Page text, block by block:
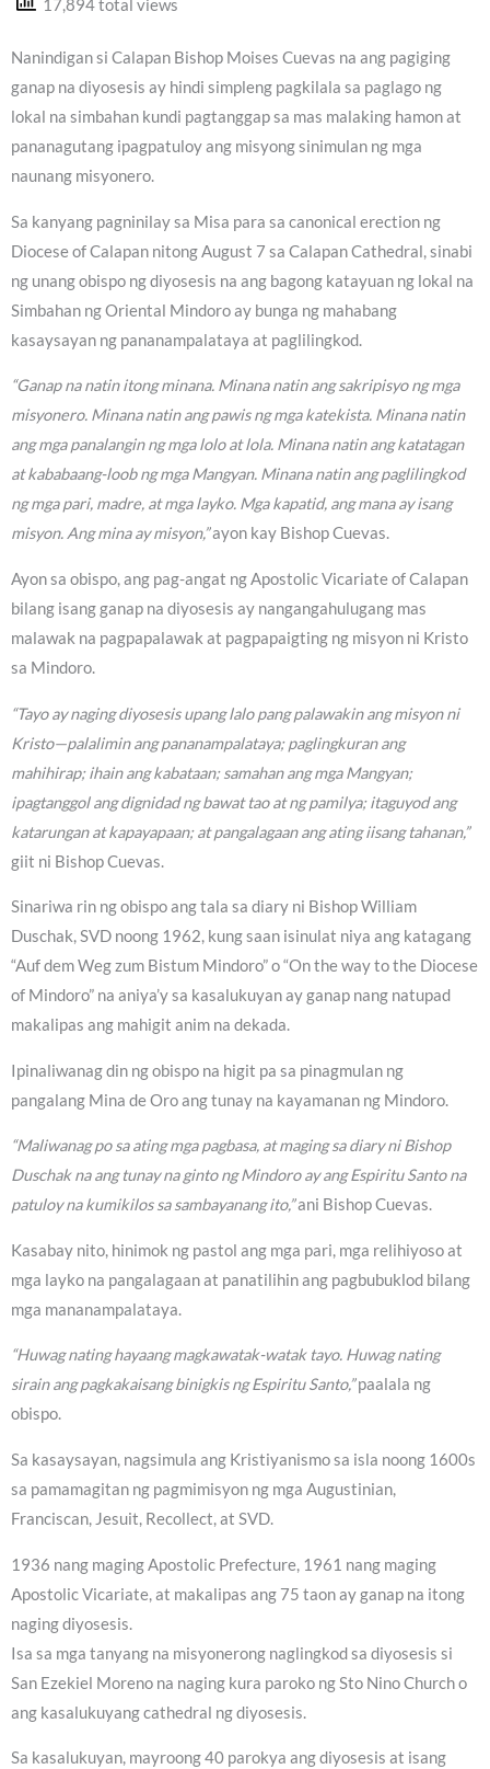
17,894 total views
Nanindigan si Calapan Bishop Moises Cuevas na ang pagiging
ganap na diyosesis ay hindi simpleng pagkilala sa paglago ng
lokal na simbahan kundi pagtanggap sa mas malaking hamon at
pananagutang ipagpatuloy ang misyong sinimulan ng mga
naunang misyonero.
Sa kanyang pagninilay sa Misa para sa canonical erection ng
Diocese of Calapan nitong August 7 sa Calapan Cathedral, sinabi
ng unang obispo ng diyosesis na ang bagong katayuan ng lokal na
Simbahan ng Oriental Mindoro ay bunga ng mahabang
kasaysayan ng pananampalataya at paglilingkod.
“Ganap na natin itong minana. Minana natin ang sakripisyo ng mga
misyonero. Minana natin ang pawis ng mga katekista. Minana natin
ang mga panalangin ng mga lolo at lola. Minana natin ang katatagan
at kababaang-loob ng mga Mangyan. Minana natin ang paglilingkod
ng mga pari, madre, at mga layko. Mga kapatid, ang mana ay isang
misyon. Ang mina ay misyon,”ayon kay Bishop Cuevas.
Ayon sa obispo, ang pag-angat ng Apostolic Vicariate of Calapan
bilang isang ganap na diyosesis ay nangangahulugang mas
malawak na pagpapalawak at pagpapaigting ng misyon ni Kristo
sa Mindoro.
“Tayo ay naging diyosesis upang lalo pang palawakin ang misyon ni
Kristo—palalimin ang pananampalataya; paglingkuran ang
mahihirap; ihain ang kabataan; samahan ang mga Mangyan;
ipagtanggol ang dignidad ng bawat tao at ng pamilya; itaguyod ang
katarungan at kapayapaan; at pangalagaan ang ating iisang tahanan,”
giit ni Bishop Cuevas.
Sinariwa rin ng obispo ang tala sa diary ni Bishop William
Duschak, SVD noong 1962, kung saan isinulat niya ang katagang
“Auf dem Weg zum Bistum Mindoro” o “On the way to the Diocese
of Mindoro” na aniya’y sa kasalukuyan ay ganap nang natupad
makalipas ang mahigit anim na dekada.
Ipinaliwanag din ng obispo na higit pa sa pinagmulan ng
pangalang Mina de Oro ang tunay na kayamanan ng Mindoro.
“Maliwanag po sa ating mga pagbasa, at maging sa diary ni Bishop
Duschak na ang tunay na ginto ng Mindoro ay ang Espiritu Santo na
patuloy na kumikilos sa sambayanang ito,”ani Bishop Cuevas.
Kasabay nito, hinimok ng pastol ang mga pari, mga relihiyoso at
mga layko na pangalagaan at panatilihin ang pagbubuklod bilang
mga mananampalataya.
“Huwag nating hayaang magkawatak-watak tayo. Huwag nating
sirain ang pagkakaisang binigkis ng Espiritu Santo,”paalala ng
obispo.
Sa kasaysayan, nagsimula ang Kristiyanismo sa isla noong 1600s
sa pamamagitan ng pagmimisyon ng mga Augustinian,
Franciscan, Jesuit, Recollect, at SVD.
1936 nang maging Apostolic Prefecture, 1961 nang maging
Apostolic Vicariate, at makalipas ang 75 taon ay ganap na itong
naging diyosesis.
Isa sa mga tanyang na misyonerong naglingkod sa diyosesis si
San Ezekiel Moreno na naging kura paroko ng Sto Nino Church o
ang kasalukuyang cathedral ng diyosesis.
Sa kasalukuyan, mayroong 40 parokya ang diyosesis at isang